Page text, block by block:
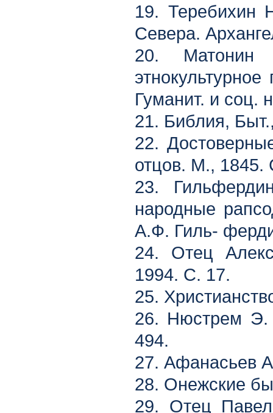
19. Теребихин
Севера.
20. Матонин
Гуманит. и соц.
21. Библия,
22.
отцов. М., 1845.
23.
народные
А.Ф. Гиль-
24. Отец
1994. С. 17.
25.
26. Нюстрем Э.
494.
27. Афанасьев
28. Онежские
29. Отец